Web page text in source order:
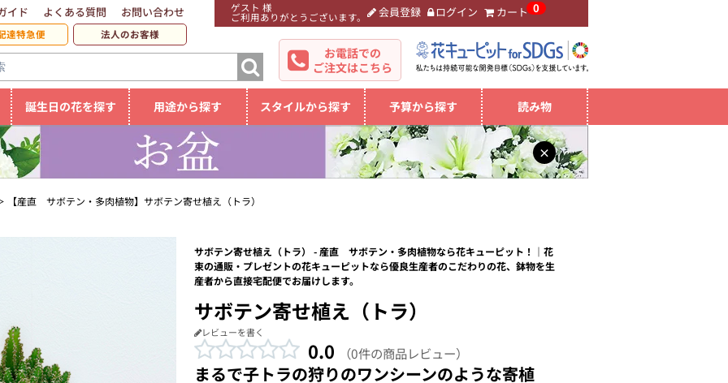
ゲスト 様
ご利用ありがとうございます。 会員登録 ログイン カート 0
イド よくある質問 お問い合わせ
達特急便 法人のお客様
お電話での
ご注文はこちら
誕生日の花を探す 用途から探す スタイルから探す 予算から探す 読み物
×
【産直 サボテン・多肉植物】サボテン寄せ植え（トラ）
サボテン寄せ植え（トラ） - 産直 サボテン・多肉植物なら花キューピット！｜花
束の通販・プレゼントの花キューピットなら優良生産者のこだわりの花、鉢物を生
産者から直接宅配便でお届けします。
サボテン寄せ植え（トラ）
レビューを書く
0.0 （0件の商品レビュー）
まるで子トラの狩りのワンシーンのような寄植